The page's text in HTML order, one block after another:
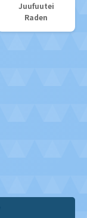
Juufuutei
Raden